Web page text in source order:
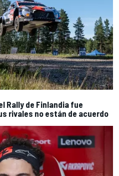
Rally de Finlandia fue
rivales no están de acuerdo